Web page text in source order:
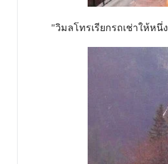
"วิมลโทรเรียกรถเช่าให้หนึ่